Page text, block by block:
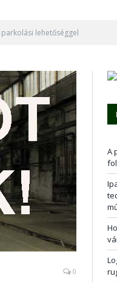
parkolási lehetőséggel
0
A